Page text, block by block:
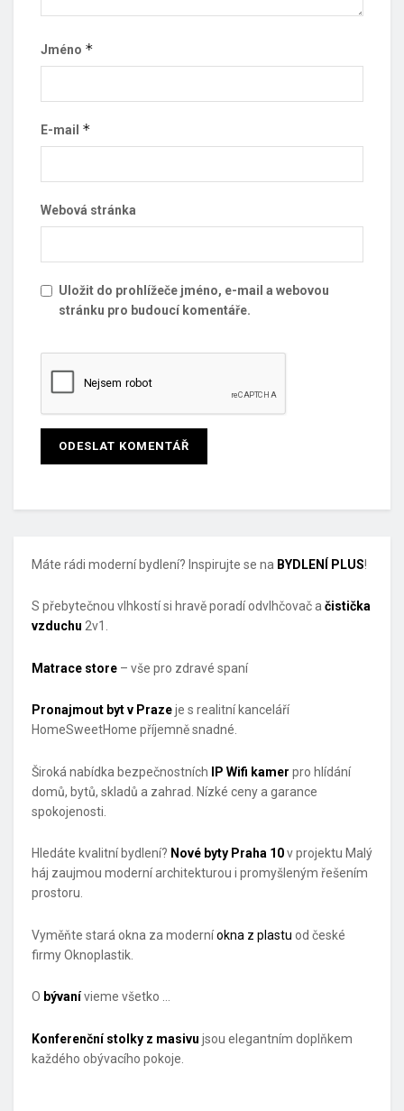
Jméno *
E-mail *
Webová stránka
Uložit do prohlížeče jméno, e-mail a webovou
stránku pro budoucí komentáře.
Máte rádi moderní bydlení? Inspirujte se na BYDLENÍ PLUS!
S přebytečnou vlhkostí si hravě poradí odvlhčovač ačistička
vzduchu 2v1.
Matrace store – vše pro zdravé spaní
Pronajmout byt v Prazeje s realitní kanceláří
HomeSweetHome příjemně snadné.
Široká nabídka bezpečnostních IP Wifi kamer pro hlídání
domů, bytů, skladů a zahrad. Nízké ceny a garance
spokojenosti.
Hledáte kvalitní bydlení? Nové byty Praha 10v projektu Malý
háj zaujmou moderní architekturou i promyšleným řešením
prostoru.
Vyměňte stará okna za moderníokna z plastu od české
firmy Oknoplastik.
O bývanívieme všetko …
Konferenční stolky z masivu jsou elegantním doplňkem
každého obývacího pokoje.